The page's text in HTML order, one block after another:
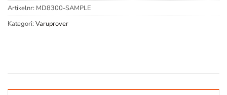
Artikelnr: MD8300-SAMPLE
Kategori: Varuprover